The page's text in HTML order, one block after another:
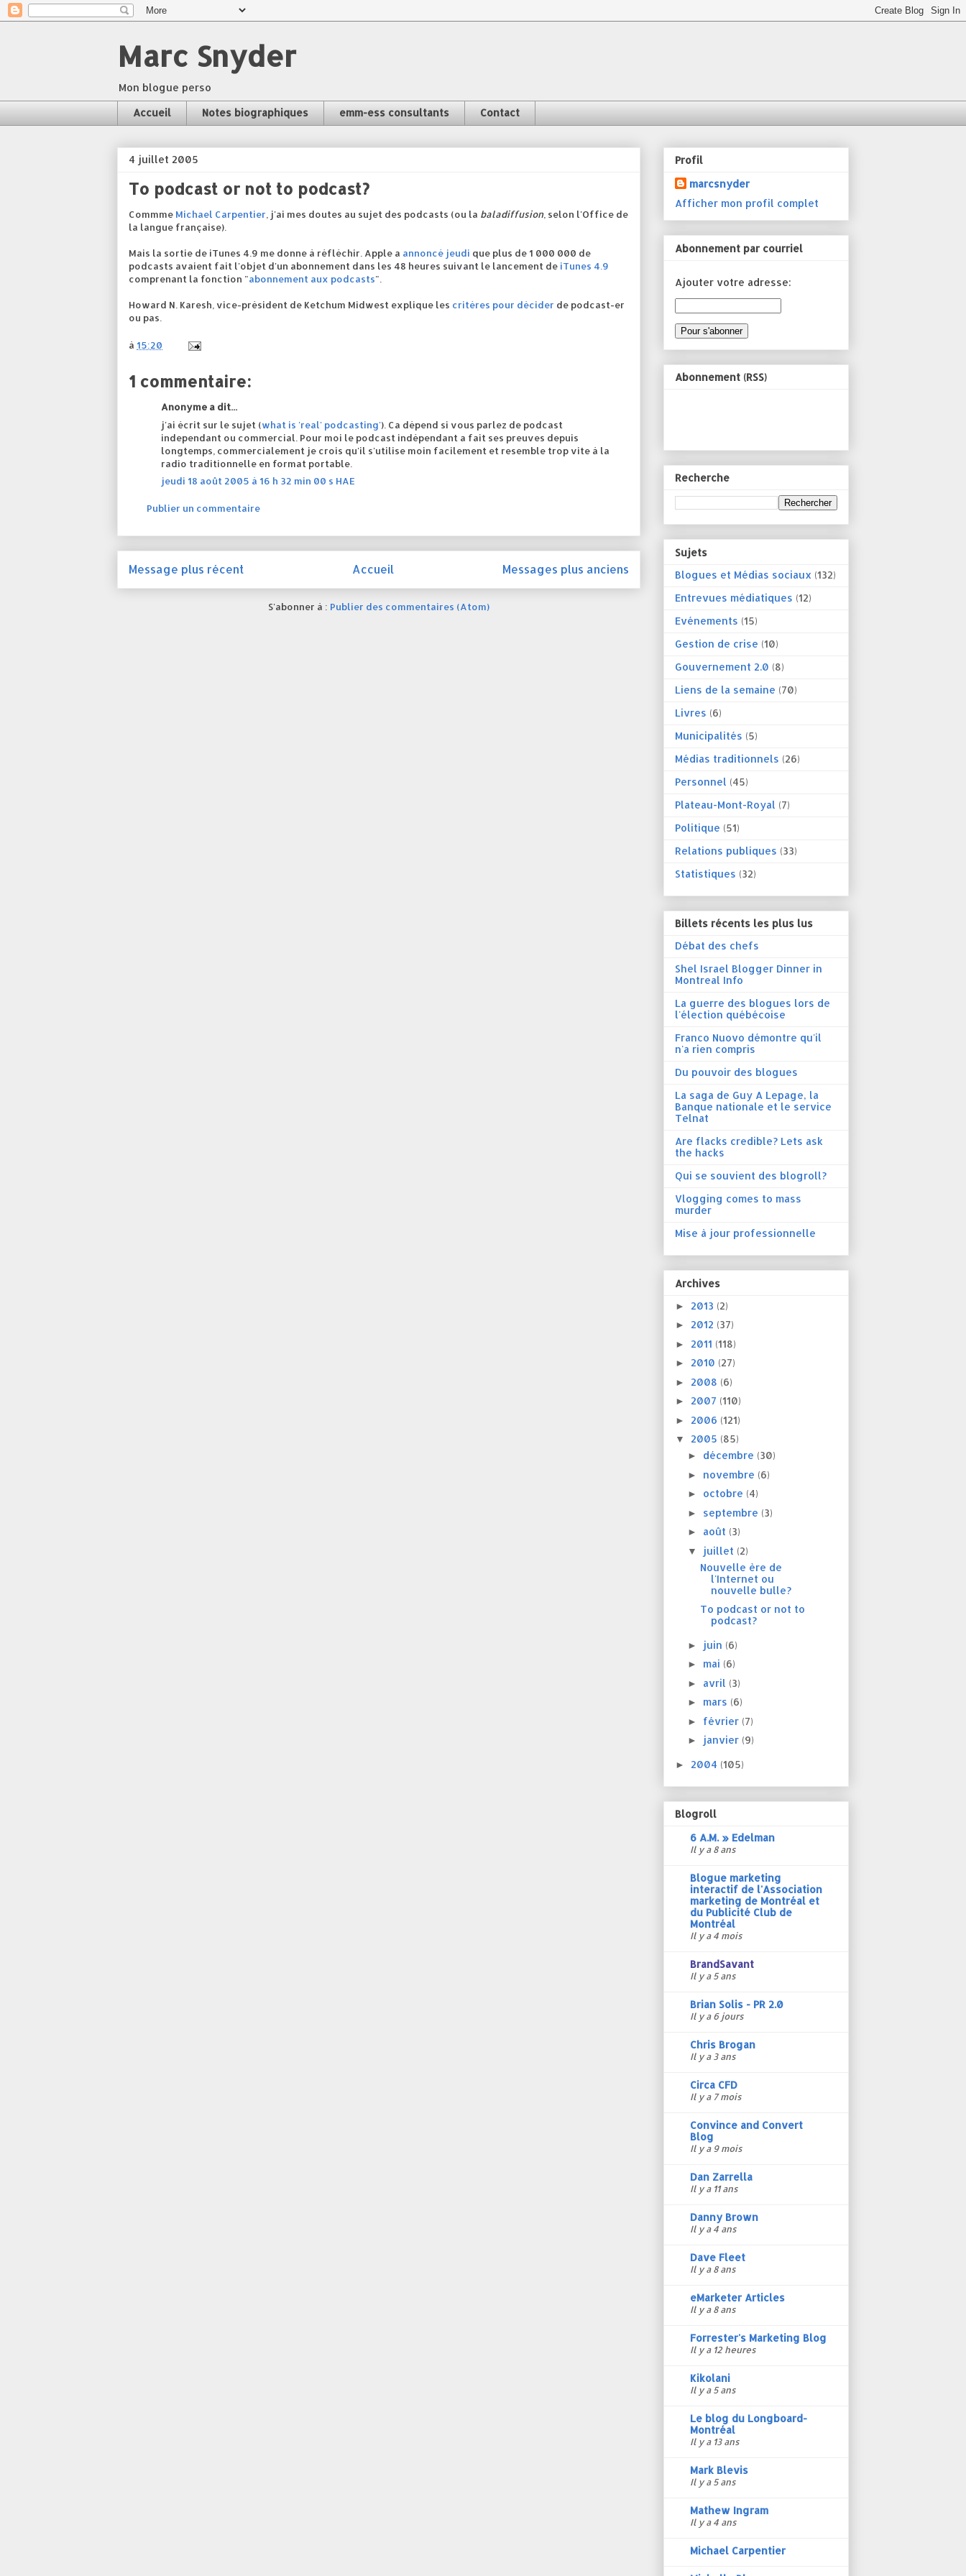
Marc Snyder
Mon blogue perso
Accueil Notes biographiques emm-ess consultants Contact
4 juillet 2005
To podcast or not to podcast?
Commme Michael Carpentier , j'ai mes doutes au sujet des podcasts (ou la baladiffusion, selon l'Office de
la langue française).
Mais la sortie de iTunes 4.9 me donne à réfléchir. Apple a annoncé jeudi que plus de 1 000 000 de
podcasts avaient fait l'objet d'un abonnement dans les 48 heures suivant le lancement de iTunes 4.9
comprenant la fonction "abonnement aux podcasts".
Howard N. Karesh, vice-président de Ketchum Midwest explique les critères pour décider de podcast-er
ou pas.
à 15:20
1 commentaire:
Anonyme a dit...
j'ai écrit sur le sujet (what is 'real' podcasting'). Ca dépend si vous parlez de podcast
independant ou commercial. Pour moi le podcast indépendant a fait ses preuves depuis
longtemps, commercialement je crois qu'il s'utilise moin facilement et resemble trop vite à la
radio traditionnelle en format portable.
jeudi 18 août 2005 à 16 h 32 min 00 s HAE
Publier un commentaire
Message plus récent Messages plus anciens
Accueil
S'abonner à : Publier des commentaires (Atom)
Profil
marcsnyder
Afficher mon profil complet
Abonnement par courriel
Ajouter votre adresse:
Abonnement (RSS)
Recherche
Sujets
Blogues et Médias sociaux (132)
Entrevues médiatiques (12)
Evénements (15)
Gestion de crise (10)
Gouvernement 2.0 (8)
Liens de la semaine (70)
Livres (6)
Municipalités (5)
Médias traditionnels (26)
Personnel (45)
Plateau-Mont-Royal (7)
Politique (51)
Relations publiques (33)
Statistiques (32)
Billets récents les plus lus
Débat des chefs
Shel Israel Blogger Dinner in
Montreal Info
La guerre des blogues lors de
l'élection québécoise
Franco Nuovo démontre qu'il
n'a rien compris
Du pouvoir des blogues
La saga de Guy A Lepage, la
Banque nationale et le service
Telnat
Are flacks credible? Lets ask
the hacks
Qui se souvient des blogroll?
Vlogging comes to mass
murder
Mise à jour professionnelle
Archives
► 2013 (2)
► 2012 (37)
► 2011 (118)
► 2010 (27)
► 2008 (6)
► 2007 (110)
► 2006 (121)
▼ 2005 (85)
► décembre (30)
► novembre (6)
► octobre (4)
► septembre (3)
► août (3)
▼ juillet (2)
Nouvelle ère de
l'Internet ou
nouvelle bulle?
To podcast or not to
podcast?
► juin (6)
► mai (6)
► avril (3)
► mars (6)
► février (7)
► janvier (9)
► 2004 (105)
Blogroll
6 A.M. » Edelman
Il y a 8 ans
Blogue marketing
interactif de l'Association
marketing de Montréal et
du Publicité Club de
Montréal
Il y a 4 mois
BrandSavant
Il y a 5 ans
Brian Solis - PR 2.0
Il y a 6 jours
Chris Brogan
Il y a 3 ans
Circa CFD
Il y a 7 mois
Convince and Convert
Blog
Il y a 9 mois
Dan Zarrella
Il y a 11 ans
Danny Brown
Il y a 4 ans
Dave Fleet
Il y a 8 ans
eMarketer Articles
Il y a 8 ans
Forrester's Marketing Blog
Il y a 12 heures
Kikolani
Il y a 5 ans
Le blog du Longboard-
Montréal
Il y a 13 ans
Mark Blevis
Il y a 5 ans
Mathew Ingram
Il y a 4 ans
Michael Carpentier